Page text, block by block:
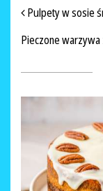
Pulpety w sosie
Pieczone warzywa